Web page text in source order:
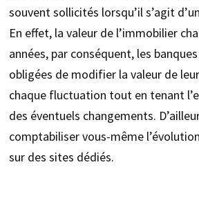
souvent sollicités lorsqu’il s’agit d’un
En effet, la valeur de l’immobilier
années, par conséquent, les
obligées de modifier la valeur de
chaque fluctuation tout en tenant
des éventuels changements.
comptabiliser vous-même
sur des sites dédiés.